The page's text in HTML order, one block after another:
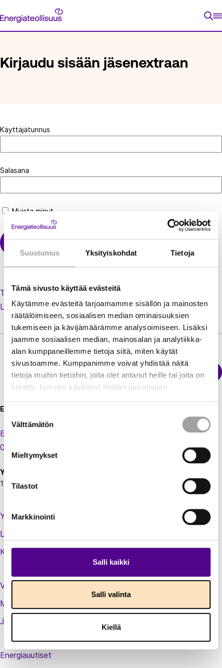
Suostumus Yksityiskohdat Tietoja
Tämä sivusto käyttää evästeitä
Käytämme evästeitä tarjoamamme sisällön ja mainosten
räätälöimiseen, sosiaalisen median ominaisuuksien
tukemiseen ja kävijämäärämme analysoimiseen. Lisäksi
jaamme sosiaalisen median, mainosalan ja analytiikka-
alan kumppaneillemme tietoja siitä, miten käytät
sivustoamme. Kumppanimme voivat yhdistää näitä
tietoja muihin tietoihin, joita olet antanut heille tai joita on
kerätty, kun olet käyttänyt heidän palvelujaan.
Suostumuksen
valinta
Välttämätön
Mieltymykset
Tilastot
Markkinointi
Salli kaikki
Salli valinta
Kiellä
suoraan
Energiateollisuus
ETUSIVU
Kirjaudu sisään jäsenextraan
Käyttäjätunnus
Salasana
Muista minut
Tilaa uusi salasana unohtuneen tilalle
Luo käyttäjätili jäsenextraan
Energiateollisuus
Sähkökatkokartta
Energiateollisuus ry
Eteläranta 10,
00130 Helsinki
Y-tunnus:
1924697-5
Yhteystiedot
Laskutustiedot
Kirjaudu sisään jäsenextraan
Vastuullisuusteot
Medialle
Jäsenluettelo
Energiauutiset